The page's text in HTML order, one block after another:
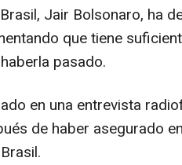
Jair Bolsonaro, ha
que tiene
pasado.
en una entrevista
de haber asegurado